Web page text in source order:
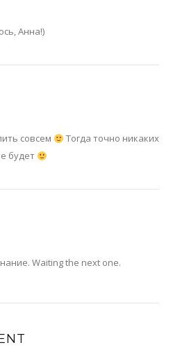
Анна!)
совсем
Тогда точно никаких
будет
Waiting the next one.